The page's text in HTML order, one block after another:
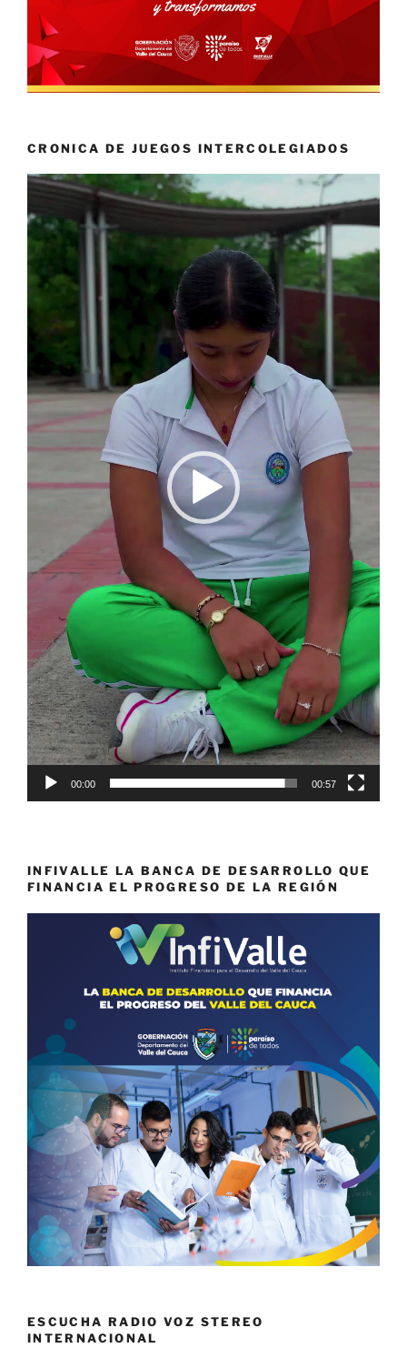
CRONICA DE JUEGOS INTERCOLEGIADOS
Reproductor
vídeo
00:00 00:57
INFIVALLE LA BANCA DE DESARROLLO QUE
FINANCIA EL PROGRESO DE LA REGIÓN
ESCUCHA RADIO VOZ STEREO
INTERNACIONAL